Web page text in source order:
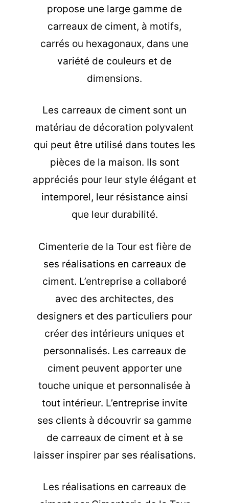
propose une large gamme de
carreaux de ciment, à motifs,
carrés ou hexagonaux, dans une
variété de couleurs et de
dimensions.
Les carreaux de ciment sont un
matériau de décoration polyvalent
qui peut être utilisé dans toutes les
pièces de la maison. Ils sont
appréciés pour leur style élégant et
intemporel, leur résistance ainsi
que leur durabilité.
Cimenterie de la Tour est fière de
ses réalisations en carreaux de
ciment. L’entreprise a collaboré
avec des architectes, des
designers et des particuliers pour
créer des intérieurs uniques et
personnalisés. Les carreaux de
ciment peuvent apporter une
touche unique et personnalisée à
tout intérieur. L’entreprise invite
ses clients à découvrir sa gamme
de carreaux de ciment et à se
laisser inspirer par ses réalisations.
Les réalisations en carreaux de